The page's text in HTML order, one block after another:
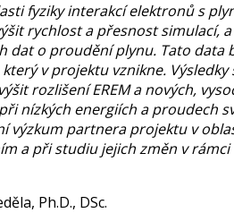
fyziky interakcí elektronů s
rychlost a přesnost
dat o proudění plynu. Tato
který v projektu vznikne.
rozlišení EREM a nových,
nízkých energiích a proudech
výzkum partnera projektu v
a při studiu jejich změn v
Ph.D., DSc.